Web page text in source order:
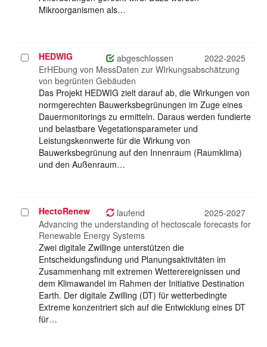
Mikroorganismen als…
Projekt
auswählen
HEDWIG abgeschlossen
2022-2025
ErHEbung von MessDaten zur WIrkungsabschätzung
von begrünten Gebäuden
Das Projekt HEDWIG zielt darauf ab, die Wirkungen von
normgerechten Bauwerksbegrünungen im Zuge eines
Dauermonitorings zu ermitteln. Daraus werden fundierte
und belastbare Vegetationsparameter und
Leistungskennwerte für die Wirkung von
Bauwerksbegrünung auf den Innenraum (Raumklima)
und den Außenraum…
Projekt
auswählen
HectoRenew laufend
2025-2027
Advancing the understanding of hectoscale forecasts for
Renewable Energy Systems
Zwei digitale Zwillinge unterstützen die
Entscheidungsfindung und Planungsaktivitäten im
Zusammenhang mit extremen Wetterereignissen und
dem Klimawandel im Rahmen der Initiative Destination
Earth. Der digitale Zwilling (DT) für wetterbedingte
Extreme konzentriert sich auf die Entwicklung eines DT
für…